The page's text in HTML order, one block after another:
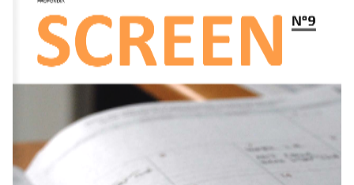
SCREEN N09